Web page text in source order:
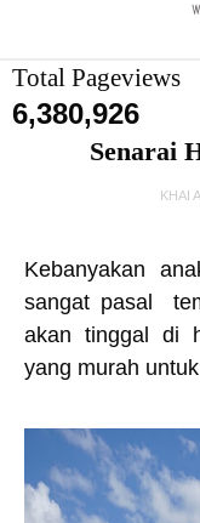
Total Pageviews
6,380,926
Senarai
KHAI
Kebanyakan
sangat pasal
akan tinggal di
yang murah